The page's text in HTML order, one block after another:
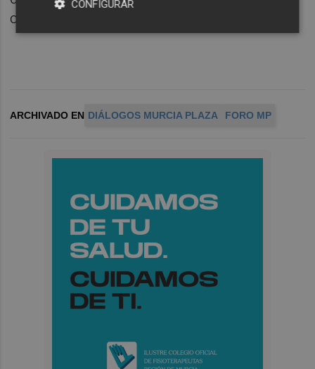
continuar aprovechando cada gota de agua.
ARCHIVADO EN DIÁLOGOS MURCIA PLAZA FORO MP
CONFIGURAR